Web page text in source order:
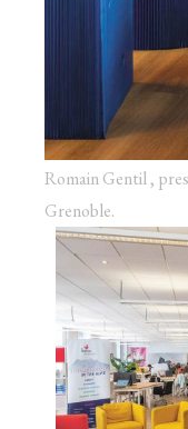
Romain Gentil ,
Grenoble.